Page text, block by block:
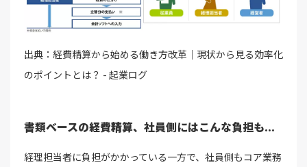
出典：経費精算から始める働き方改革｜現状から見る効率化
のポイントとは？ - 起業ログ
書類ベースの経費精算、社員側にはこんな負担も...
経理担当者に負担がかかっている一方で、社員側もコア業務